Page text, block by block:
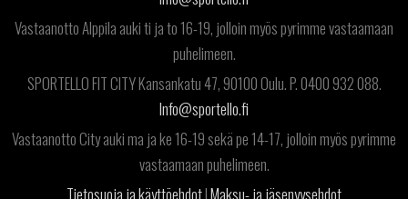
Vastaanotto Alppila auki ti ja to 16-19, jolloin myös pyrimme vastaamaan
puhelimeen.
SPORTELLO FIT CITY Kansankatu 47, 90100 Oulu. P. 0400 932 088.
Info@sportello.fi
Vastaanotto City auki ma ja ke 16-19 sekä pe 14-17, jolloin myös pyrimme
vastaamaan puhelimeen.
Tietosuoja ja käyttöehdot|Maksu- ja jäsenyysehdot